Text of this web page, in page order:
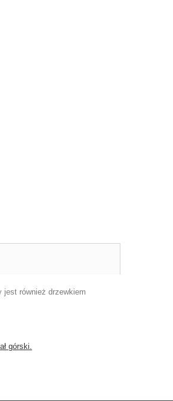
jest również drzewkiem
górski.